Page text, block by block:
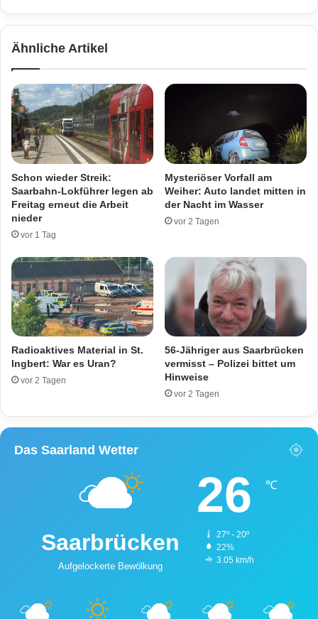
u
i
n
W
e
r
s
t
u
h
H
u
n
d
b
i
s
e
r
l
e
t
z
t
Ähnliche Artikel
Schon wieder Streik:
Saarbahn-Lokführer legen ab
Freitag erneut die Arbeit
nieder
vor 1 Tag
Mysteriöser Vorfall am
Weiher: Auto landet mitten in
der Nacht im Wasser
vor 2 Tagen
Radioaktives Material in St.
Ingbert: War es Uran?
vor 2 Tagen
56-Jähriger aus Saarbrücken
vermisst – Polizei bittet um
Hinweise
vor 2 Tagen
Das Saarland Wetter
Saarbrücken
Aufgelockerte Bewölkung
26 ℃
27º - 20º
22%
3.05 km/h